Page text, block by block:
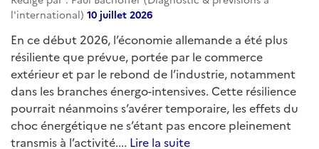
l'international) 10 juillet 2026
En ce début 2026, l’économie allemande a été plus
résiliente que prévue, portée par le commerce
extérieur et par le rebond de l’industrie, notamment
dans les branches énergo-intensives. Cette résilience
pourrait néanmoins s’avérer temporaire, les effets du
choc énergétique ne s’étant pas encore pleinement
transmis à l’activité.... Lire la suite